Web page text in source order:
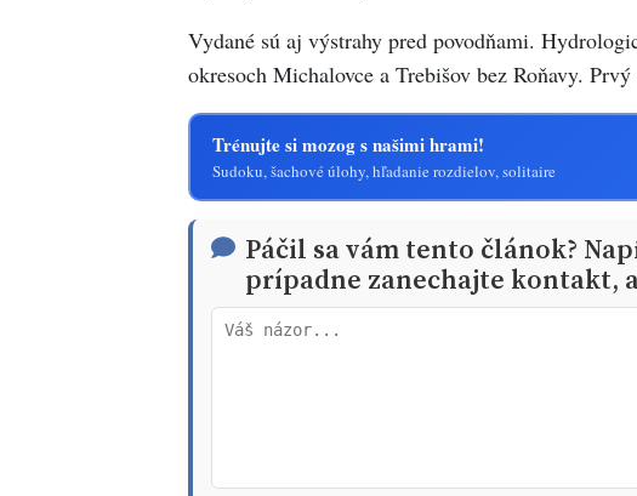
Vydané sú aj výstrahy pred povodňami.
okresoch Michalovce a Trebišov bez Roňavy.
Trénujte si mozog s našimi hrami!
Sudoku, šachové úlohy, hľadanie rozdielov, solitaire
Páčil sa vám tento článok?
prípadne zanechajte kontakt,